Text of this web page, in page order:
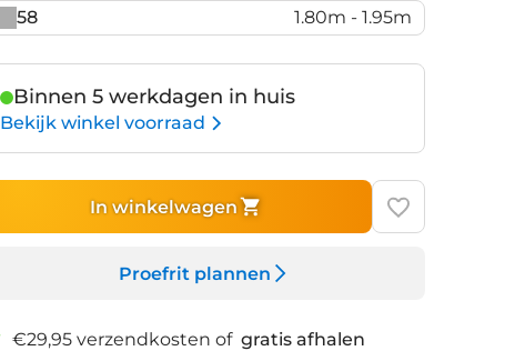
58
1.80m - 1.95m
Binnen 5 werkdagen in huis
Bekijk winkel voorraad
In winkelwagen
Proefrit plannen
€29,95 verzendkosten of gratis afhalen